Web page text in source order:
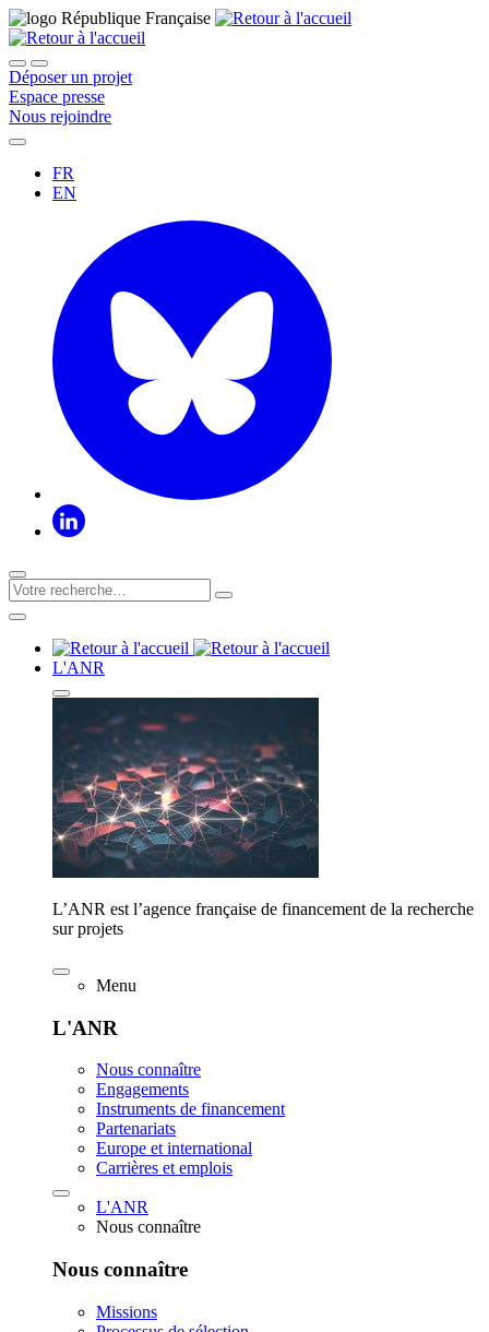
Déposer un projet
Espace presse
Nous rejoindre
FR
EN
L'ANR
L’ANR est l’agence française de financement de la recherche
sur projets
Menu
L'ANR
Nous connaître
Engagements
Instruments de financement
Partenariats
Europe et international
Carrières et emplois
L'ANR
Nous connaître
Nous connaître
Missions